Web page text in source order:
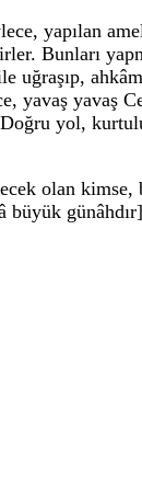
yapılan
Bunları
uğraşıp,
yavaş
Doğru yol,
olan kimse,
büyük